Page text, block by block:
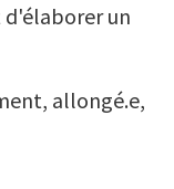
d'élaborer un
allongé.e,